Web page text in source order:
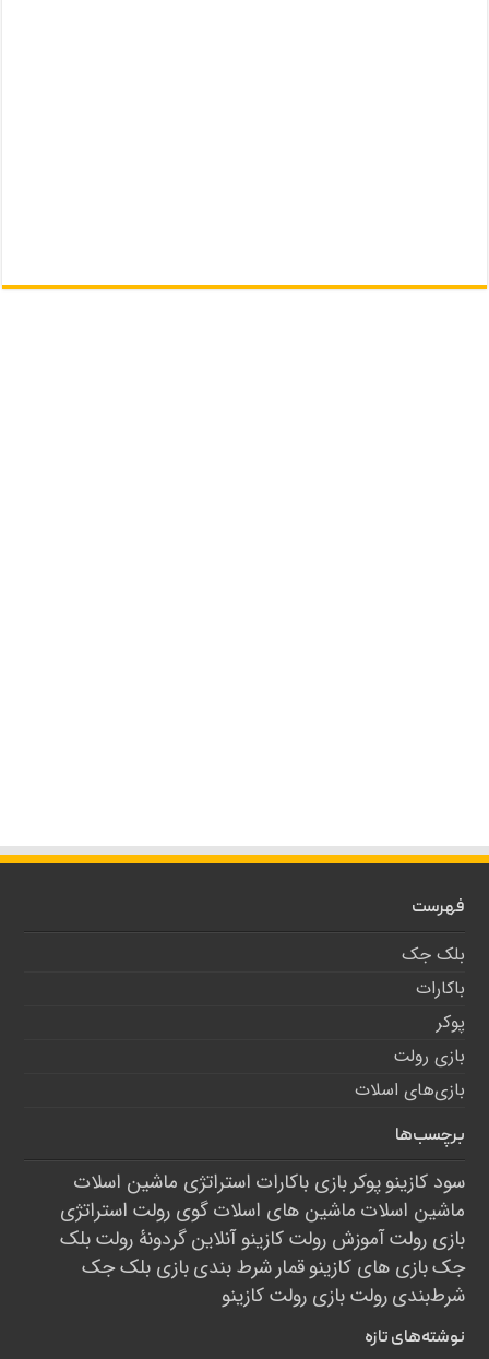
فهرست
بلک جک
باکارات
پوکر
بازی رولت
بازی‌های اسلات
برچسب‌ها
سود کازینوپوکربازی باکارات استراتژی ماشین اسلات
ماشین اسلات ماشین های اسلاتگوی رولت استراتژی
بازی رولتآموزش رولتکازینو آنلاینگردونۀ رولتبلک
جکبازی های کازینوقمارشرط بندیبازی بلک جک
شرط‌بندیرولتبازی رولتکازینو
نوشته‌های تازه